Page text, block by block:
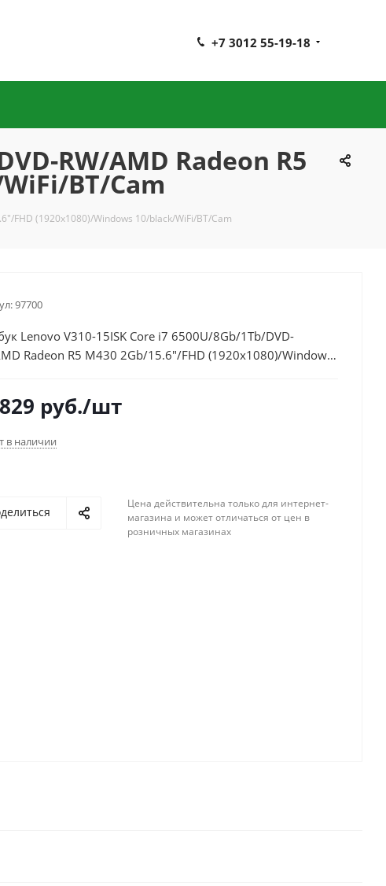
+7 3012 55-19-18
RW/AMD Radeon R5
BT/Cam
FHD (1920x1080)/Windows 10/black/WiFi/BT/Cam
97700
Lenovo V310-15ISK Core i7 6500U/8Gb/1Tb/DVD-
Radeon R5 M430 2Gb/15.6"/FHD (1920x1080)/Windows
руб./шт
в наличии
Цена действительна только для интернет-
магазина и может отличаться от цен в
розничных магазинах